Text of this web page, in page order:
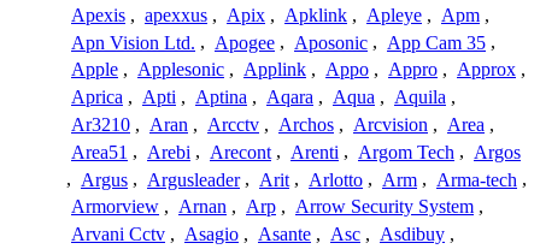
Apexis , apexxus , Apix , Apklink , Apleye , Apm ,
Apn Vision Ltd. , Apogee , Aposonic , App Cam 35 ,
Apple , Applesonic , Applink , Appo , Appro , Approx ,
Aprica , Apti , Aptina , Aqara , Aqua , Aquila ,
Ar3210 , Aran , Arcctv , Archos , Arcvision , Area ,
Area51 , Arebi , Arecont , Arenti , Argom Tech , Argos
, Argus , Argusleader , Arit , Arlotto , Arm , Arma-tech ,
Armorview , Arnan , Arp , Arrow Security System ,
Arvani Cctv , Asagio , Asante , Asc , Asdibuy ,